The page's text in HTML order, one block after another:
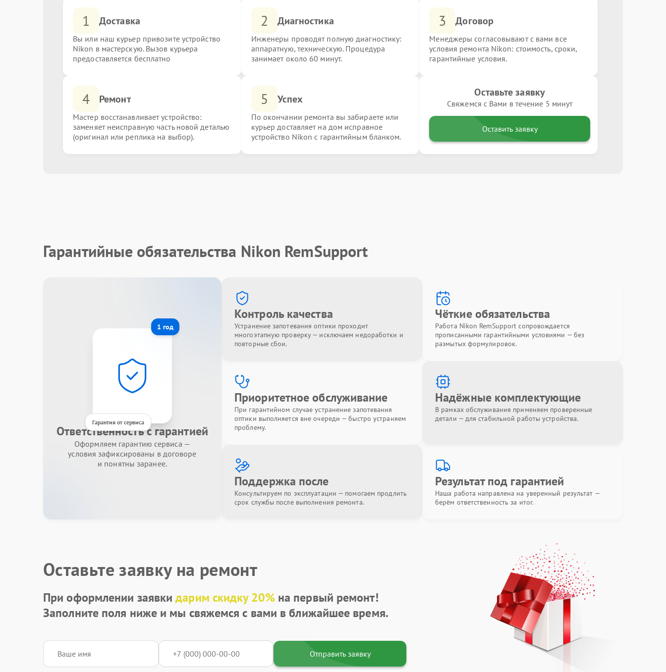
1 Доставка
Вы или наш курьер привозите устройство
Nikon в мастерскую. Вызов курьера
предоставляется бесплатно
2 Диагностика
Инженеры проводят полную диагностику:
аппаратную, техническую. Процедура
занимает около 60 минут.
3 Договор
Менеджеры согласовывают с вами все
условия ремонта Nikon: стоимость, сроки,
гарантийные условия.
4 Ремонт
Мастер восстанавливает устройство:
заменяет неисправную часть новой деталью
(оригинал или реплика на выбор).
5 Успех
По окончании ремонта вы забираете или
курьер доставляет на дом исправное
устройство Nikon с гарантийным бланком.
Оставьте заявку
Свяжемся с Вами в течение 5 минут
Оставить заявку
Гарантийные обязательства Nikon RemSupport
1 год
Гарантия от сервиса
Ответственность с гарантией
Оформляем гарантию сервиса —
условия зафиксированы в договоре
и понятны заранее.
Контроль качества
Устранение запотевания оптики проходит
многоэтапную проверку — исключаем недоработки и
повторные сбои.
Чёткие обязательства
Работа Nikon RemSupport сопровождается
прописанными гарантийными условиями — без
размытых формулировок.
Приоритетное обслуживание
При гарантийном случае устранение запотевания
оптики выполняется вне очереди — быстро устраняем
проблему.
Надёжные комплектующие
В рамках обслуживания применяем проверенные
детали — для стабильной работы устройства.
Поддержка после
Консультируем по эксплуатации — помогаем продлить
срок службы после выполнения ремонта.
Результат под гарантией
Наша работа направлена на уверенный результат —
берём ответственность за итог.
Оставьте заявку на ремонт
При оформлении заявкидарим скидку 20%на первый ремонт!
Заполните поля ниже и мы свяжемся с вами в ближайшее время.
Отправить заявку